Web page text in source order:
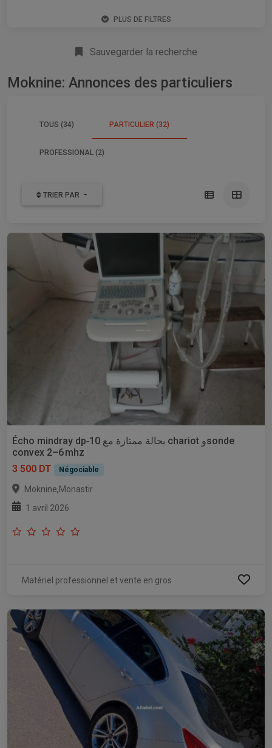
PLUS DE FILTRES
Sauvegarder la recherche
Moknine: Annonces des particuliers
TOUS (34) PARTICULIER (32)
PROFESSIONAL (2)
TRIER PAR
Écho mindray dp‑10 بحالة ممتازة مع chariot وsonde
convex 2–6 mhz
3 500 DT
Négociable
Moknine,Monastir
1 avril 2026
Matériel professionnel et vente en gros